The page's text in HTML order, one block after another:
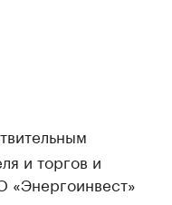
и торгов и
«Энергоинвест»